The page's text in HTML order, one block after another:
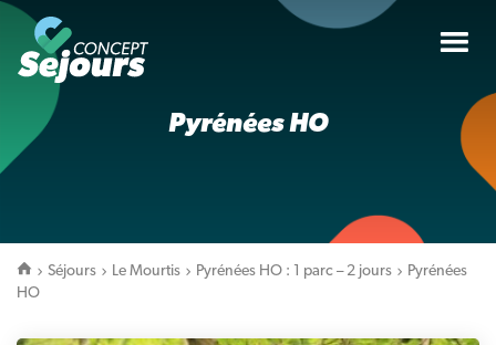
Pyrénées HO
Séjours Le Mourtis Pyrénées HO : 1 parc – 2 jours
Pyrénées
HO